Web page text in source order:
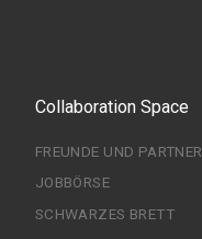
Collaboration Space
FREUNDE UND PARTNER
JOBBÖRSE
SCHWARZES BRETT